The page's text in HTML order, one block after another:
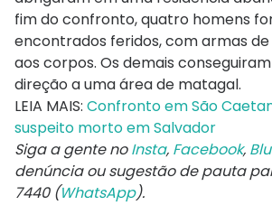
fim do confronto, quatro homens
encontrados feridos, com armas
aos corpos. Os demais
direção a uma área de matagal.
LEIA MAIS: Confronto em São
suspeito morto em Salvador
Siga a gente noInsta, Facebook,
denúncia ou sugestão de pauta
7440 (WhatsApp).